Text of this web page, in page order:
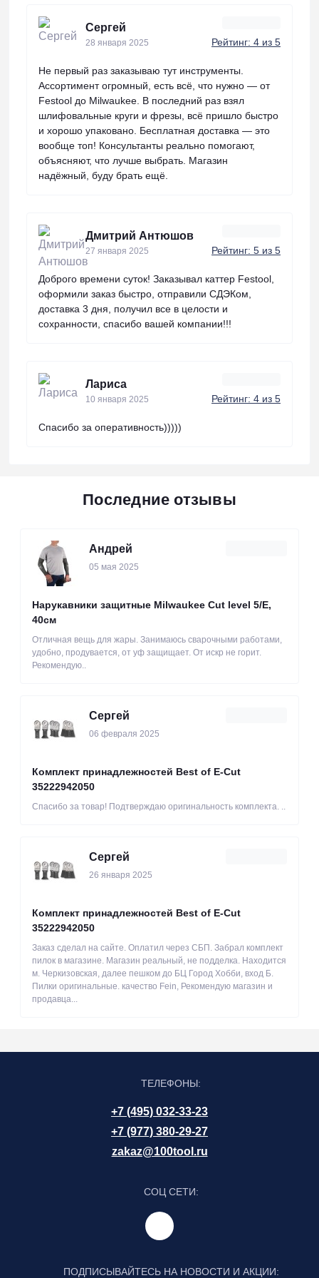
Сергей
28 января 2025 Рейтинг: 4 из 5
Не первый раз заказываю тут инструменты.
Ассортимент огромный, есть всё, что нужно — от
Festool до Milwaukee. В последний раз взял
шлифовальные круги и фрезы, всё пришло быстро
и хорошо упаковано. Бесплатная доставка — это
вообще топ! Консультанты реально помогают,
объясняют, что лучше выбрать. Магазин
надёжный, буду брать ещё.
Дмитрий Антюшов
27 января 2025 Рейтинг: 5 из 5
Доброго времени суток! Заказывал каттер Festool,
оформили заказ быстро, отправили СДЭКом,
доставка 3 дня, получил все в целости и
сохранности, спасибо вашей компании!!!
Лариса
10 января 2025 Рейтинг: 4 из 5
Спасибо за оперативность)))))
Последние отзывы
Андрей
05 мая 2025
Нарукавники защитные Milwaukee Cut level 5/Е,
40см
Отличная вещь для жары. Занимаюсь сварочными работами,
удобно, продувается, от уф защищает. От искр не горит.
Рекомендую..
Сергей
06 февраля 2025
Комплект принадлежностей Best of E-Cut
35222942050
Спасибо за товар! Подтверждаю оригинальность комплекта. ..
Сергей
26 января 2025
Комплект принадлежностей Best of E-Cut
35222942050
Заказ сделал на сайте. Оплатил через СБП. Забрал комплект
пилок в магазине. Магазин реальный, не подделка. Находится
м. Черкизовская, далее пешком до БЦ Город Хобби, вход Б.
Пилки оригинальные. качество Fein, Рекомендую магазин и
продавца...
ТЕЛЕФОНЫ:
+7 (495) 032-33-23
+7 (977) 380-29-27
zakaz@100tool.ru
СОЦ СЕТИ:
ПОДПИСЫВАЙТЕСЬ НА НОВОСТИ И АКЦИИ: